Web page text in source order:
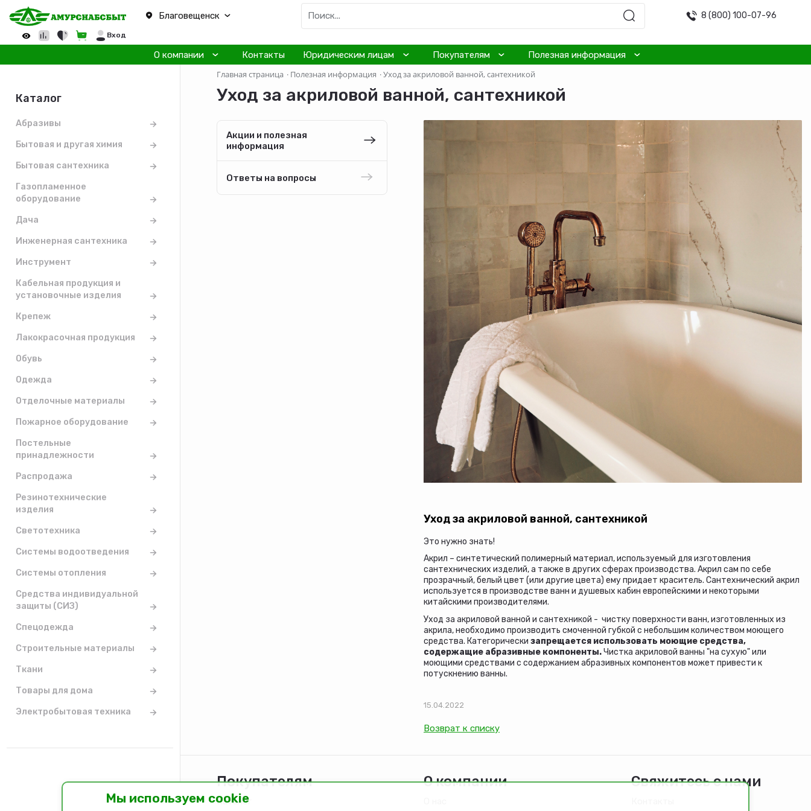
Благовещенск 8 (800) 100-07-96
Вход
О компании Контакты Юридическим лицам Покупателям Полезная информация
Каталог
Абразивы
Бытовая и другая химия
Бытовая сантехника
Газопламенное
оборудование
Дача
Инженерная сантехника
Инструмент
Кабельная продукция и
установочные изделия
Крепеж
Лакокрасочная продукция
Обувь
Одежда
Отделочные материалы
Пожарное оборудование
Постельные
принадлежности
Распродажа
Резинотехнические
изделия
Светотехника
Системы водоотведения
Системы отопления
Средства индивидуальной
защиты (СИЗ)
Спецодежда
Строительные материалы
Ткани
Товары для дома
Электробытовая техника
Главная страница · Полезная информация ·Уход за акриловой ванной, сантехникой
Уход за акриловой ванной, сантехникой
Акции и полезная
информация
Ответы на вопросы
Уход за акриловой ванной, сантехникой
Это нужно знать!
Акрил – синтетический полимерный материал, используемый для изготовления
сантехнических изделий, а также в других сферах производства. Акрил сам по себе
прозрачный, белый цвет (или другие цвета) ему придает краситель. Сантехнический акрил
используется в производстве ванн и душевых кабин европейскими и некоторыми
китайскими производителями.
Уход за акриловой ванной и сантехникой - чистку поверхности ванн, изготовленных из
акрила, необходимо производить смоченной губкой с небольшим количеством моющего
средства. Категорически запрещается использовать моющие средства,
содержащие абразивные компоненты.Чистка акриловой ванны "на сухую" или
моющими средствами с содержанием абразивных компонентов может привести к
потускнению ванны.
15.04.2022
Возврат к списку
Покупателям
Каталог
О компании Свяжитесь с нами
Мы используем cookie